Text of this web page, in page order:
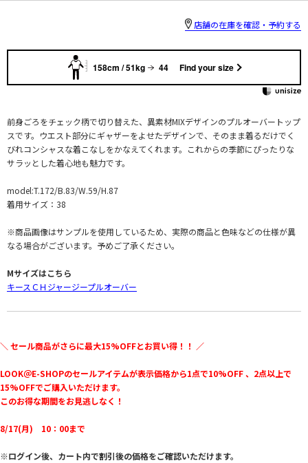
店舗の在庫を確認・予約する
158cm / 51kg 44 Find your size
前身ごろをチェック柄で切り替えた、異素材MIXデザインのプルオーバートップ
スです。ウエスト部分にギャザーをよせたデザインで、そのまま着るだけでく
びれコンシャスな着こなしをかなえてくれます。これからの季節にぴったりな
サラッとした着心地も魅力です。
model:T.172/B.83/W.59/H.87
着用サイズ：38
※商品画像はサンプルを使用しているため、実際の商品と色味などの仕様が異
なる場合がございます。予めご了承ください。
Mサイズはこちら
キースＣＨジャージープルオーバー
＼ セール商品がさらに最大15%OFFとお買い得！！ ／
LOOK＠E-SHOPのセールアイテムが表示価格から1点で10%OFF 、2点以上で
15%OFFでご購入いただけます。
このお得な期間をお見逃しなく！
8/17(月) 10：00まで
※ログイン後、カート内で割引後の価格をご確認いただけます。